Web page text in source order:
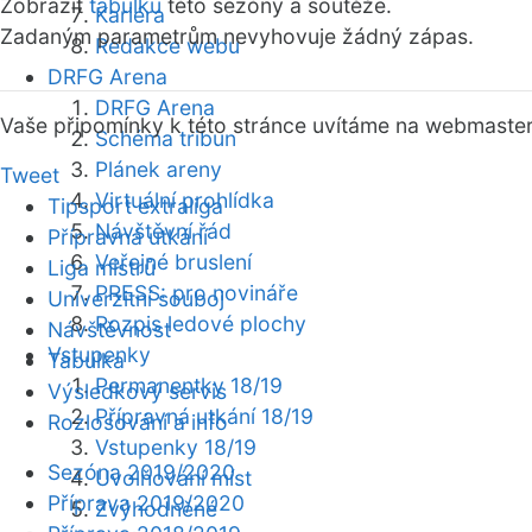
Kariéra
Redakce webu
DRFG Arena
DRFG Arena
Schéma tribun
Plánek areny
Virtuální prohlídka
Návštěvní řád
Veřejné bruslení
PRESS: pro novináře
Rozpis ledové plochy
Vstupenky
Permanentky 18/19
Přípravná utkání 18/19
Vstupenky 18/19
Uvolňování míst
Zvýhodněné
Zobrazit tabulku této sezóny a soutěže.
Zadaným parametrům nevyhovuje žádný zápas.
Vaše připomínky k této stránce uvítáme na webmaster
Tweet
Tipsport extraliga
Přípravná utkání
Liga mistrů
Univerzitní souboj
Návštěvnost
Tabulka
Výsledkový servis
Rozlosování a info
Sezóna 2019/2020
Příprava 2019/2020